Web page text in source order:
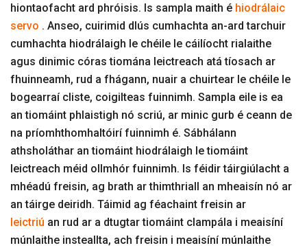
hiontaofacht ard phróisis. Is sampla maith é hiodrálaic
servo . Anseo, cuirimid dlús cumhachta an-ard tarchuir
cumhachta hiodrálaigh le chéile le cáilíocht rialaithe
agus dinimic córas tiomána leictreach atá tíosach ar
fhuinneamh, rud a fhágann, nuair a chuirtear le chéile le
bogearraí cliste, coigilteas fuinnimh. Sampla eile is ea
an tiomáint phlaistigh nó scriú, ar minic gurb é ceann de
na príomhthomhaltóirí fuinnimh é. Sábhálann
athsholáthar an tiomáint hiodrálaigh le tiomáint
leictreach méid ollmhór fuinnimh. Is féidir táirgiúlacht a
mhéadú freisin, ag brath ar thimthriall an mheaisín nó ar
an táirge deiridh. Táimid ag féachaint freisin ar
leictriú an rud ar a dtugtar tiomáint clampála i meaisíní
múnlaithe insteallta, ach freisin i meaisíní múnlaithe